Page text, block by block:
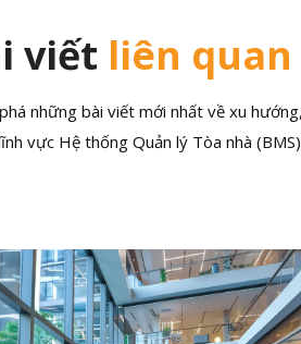
viết liên quan
những bài viết mới nhất về xu
vực Hệ thống Quản lý Tòa nhà